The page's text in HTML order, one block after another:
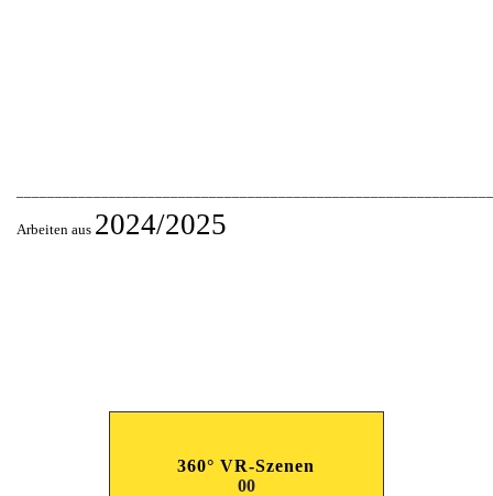
Arbeiten aus 2024/2025
360° VR-Szenen
00